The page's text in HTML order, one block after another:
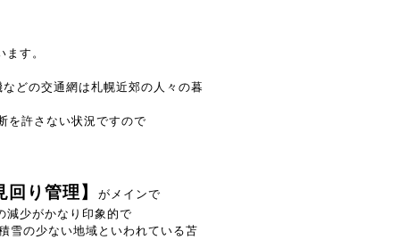
す。
どの交通網は札幌近郊の人々の暮
を許さない状況ですので
回り管理】
がメインで
減少がかなり印象的で
雪の少ない地域といわれている苫